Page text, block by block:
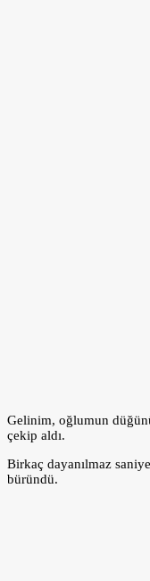
Gelinim, oğlumun
çekip aldı.
Birkaç dayanılmaz
büründü.